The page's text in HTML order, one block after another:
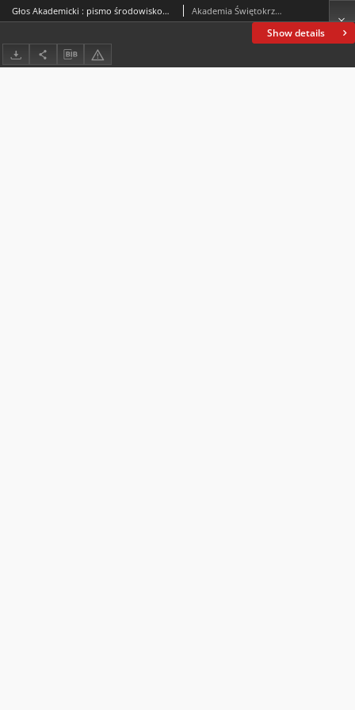
Show details
Głos Akademicki : pismo środowiskowe Akademii Świętokrzyskiej im. Jana Kochanowskiego w Kielcach. 2004, R. XI, nr 2 (41) : kwiecień-czerwiec 2004 Akademia Świętokrzyska im. Jana Kochanowskiego (Kielce)